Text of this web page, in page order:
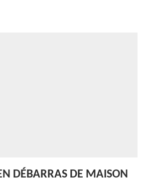
DÉBARRAS DE MAISON